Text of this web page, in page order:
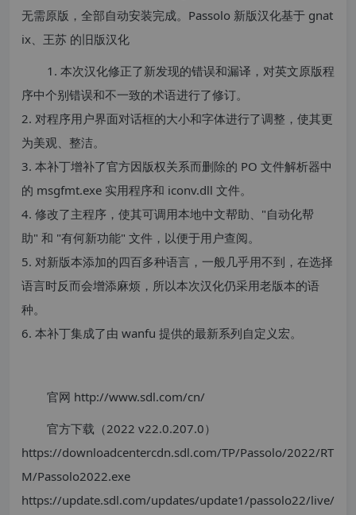
无需原版，全部自动安装完成。Passolo 新版汉化基于 gnat
ix、王苏 的旧版汉化
1. 本次汉化修正了新发现的错误和漏译，对英文原版程
序中个别错误和不一致的术语进行了修订。
2. 对程序用户界面对话框的大小和字体进行了调整，使其更
为美观、整洁。
3. 本补丁增补了官方因版权关系而删除的 PO 文件解析器中
的 msgfmt.exe 实用程序和 iconv.dll 文件。
4. 修改了主程序，使其可调用本地中文帮助、"自动化帮
助" 和 "有何新功能" 文件，以便于用户查阅。
5. 对新版本添加的四百多种语言，一般几乎用不到，在选择
语言时反而会增添麻烦，所以本次汉化仍采用老版本的语
种。
6. 本补丁集成了由 wanfu 提供的最新系列自定义宏。
官网 http://www.sdl.com/cn/
官方下载（2022 v22.0.207.0）
https://downloadcentercdn.sdl.com/TP/Passolo/2022/RT
M/Passolo2022.exe
https://update.sdl.com/updates/update1/passolo22/live/